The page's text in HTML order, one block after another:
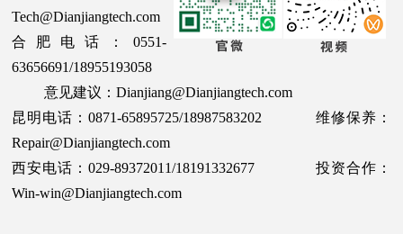
Tech@Dianjiangtech.com
合肥电话：0551-
63656691/18955193058
意见建议：Dianjiang@Dianjiangtech.com
昆明电话：0871-65895725/18987583202 维修保养：
Repair@Dianjiangtech.com
西安电话：029-89372011/18191332677 投资合作：
Win-win@Dianjiangtech.com